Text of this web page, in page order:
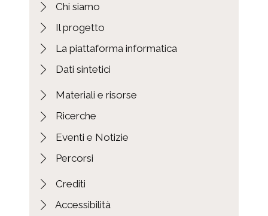
Chi siamo
Il progetto
La piattaforma informatica
Dati sintetici
Materiali e risorse
Ricerche
Eventi e Notizie
Percorsi
Crediti
Accessibilità